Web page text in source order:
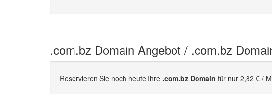
.com.bz Domain Angebot / .com.bz
Reservieren Sie noch heute Ihre .com.bz Domain für nur 2,82 € /